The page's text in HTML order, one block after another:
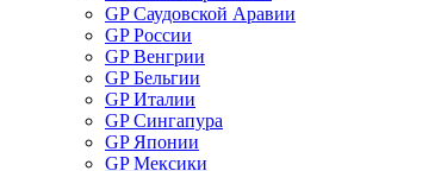
GP Саудовской Аравии
GP России
GP Венгрии
GP Бельгии
GP Италии
GP Сингапура
GP Японии
GP Мексики